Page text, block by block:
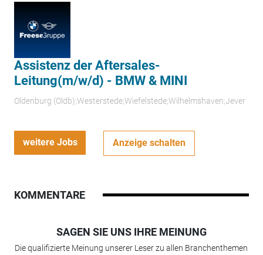
Assistenz der Aftersales-
Leitung(m/w/d) - BMW & MINI
Oldenburg (Oldb);Westerstede;Wiefelstede;Wilhelmshaven;Jever
weitere Jobs Anzeige schalten
KOMMENTARE
SAGEN SIE UNS IHRE MEINUNG
Die qualifizierte Meinung unserer Leser zu allen Branchenthemen